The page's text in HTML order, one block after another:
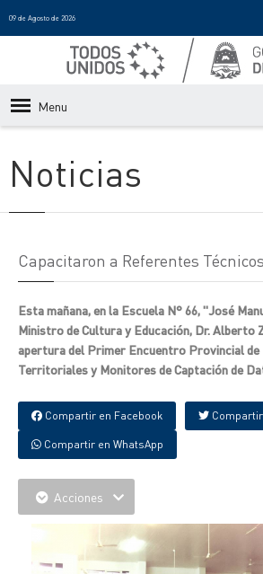
09 de Agosto de 2026
Menu
Noticias
Capacitaron a Referentes
Esta mañana, en la Escuela N° 66, "José
Ministro de Cultura y Educación, Dr. Alberto
apertura del Primer Encuentro Provincial
Territoriales y Monitores de Captación de
Compartir en Facebook
Compartir en WhatsApp
Acciones